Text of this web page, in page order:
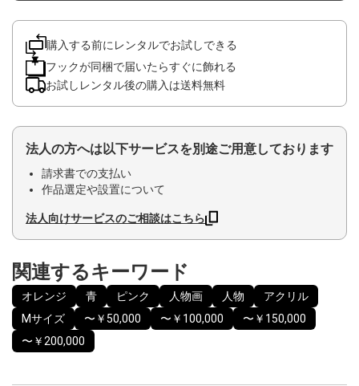
購入する前にレンタルでお試しできる
フックが同梱で届いたらすぐに飾れる
お試しレンタル後の購入は送料無料
法人の方へは以下サービスを別途ご用意しております
請求書での支払い
作品選定や設置について
法人向けサービスのご相談はこちら
関連するキーワード
オレンジ 青 ピンク 人物画 人物
アクリル
Mサイズ
〜￥50,000 〜￥100,000
〜￥150,000
〜￥200,000